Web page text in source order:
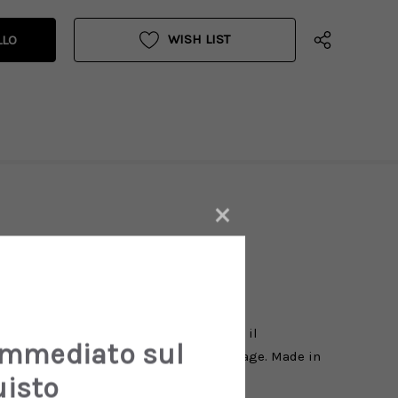
WISH LIST
Marathon sono progettate per
inserti in suede beige, la stella nera e il
un'impronta unica. Trattamento vintage. Made in
×
sul